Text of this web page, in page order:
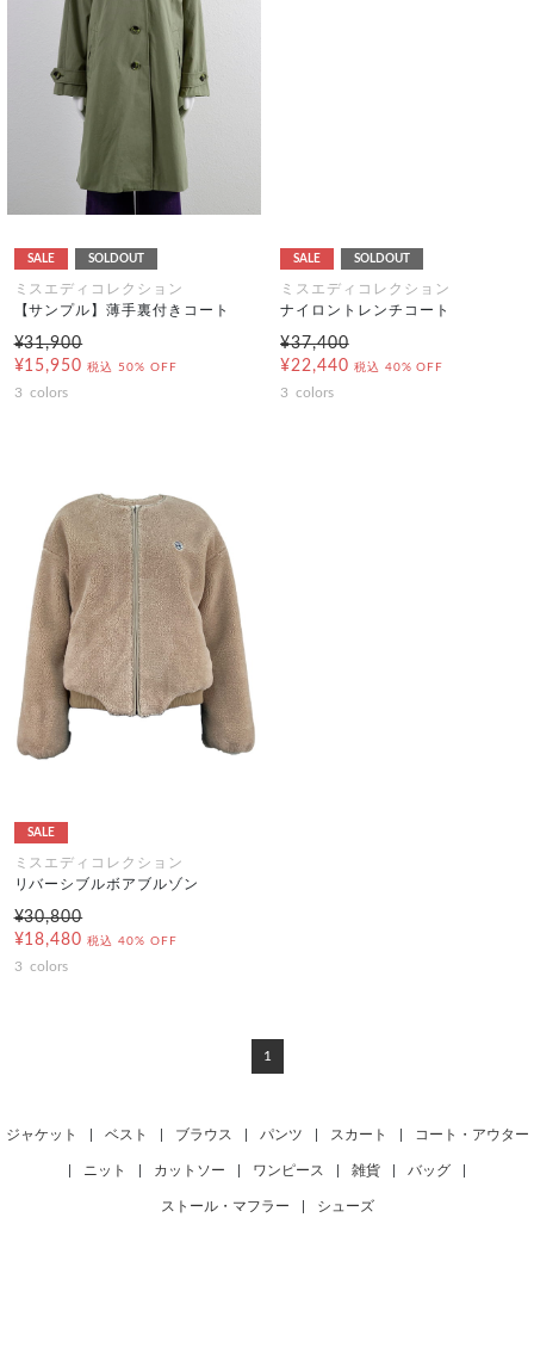
SALE SOLDOUT
ミスエディコレクション
【サンプル】薄手裏付きコート
¥31,900
¥15,950 税込 50% OFF
3 colors
SALE SOLDOUT
ミスエディコレクション
ナイロントレンチコート
¥37,400
¥22,440 税込 40% OFF
3 colors
SALE
ミスエディコレクション
リバーシブルボアブルゾン
¥30,800
¥18,480 税込 40% OFF
3 colors
1
ジャケット ベスト ブラウス パンツ スカート コート・アウター
ニット カットソー ワンピース 雑貨 バッグ
ストール・マフラー シューズ